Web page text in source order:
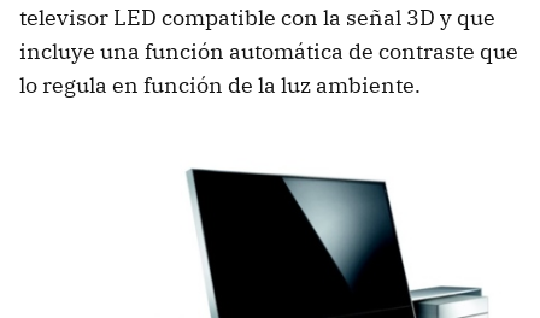
televisor LED compatible con la señal 3D y que
incluye una función automática de contraste que
lo regula en función de la luz ambiente.